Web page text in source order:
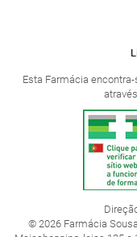
Esta Farmácia
© 2026 Farmácia